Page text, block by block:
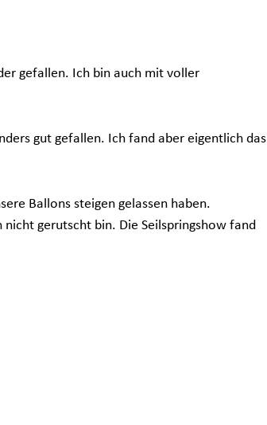
gefallen. Ich bin auch mit voller
gut gefallen. Ich fand aber eigentlich das
Ballons steigen gelassen haben.
gerutscht bin. Die Seilspringshow fand